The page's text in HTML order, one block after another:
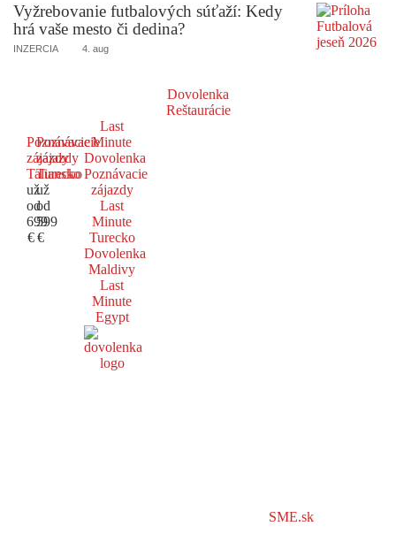
Vyžrebovanie futbalových súťaží: Kedy
hrá vaše mesto či dedina?
INZERCIA 4. aug
Dovolenka
Reštaurácie
Poznávacie
zájazdy
Taliansko
už
od
699
€
Poznávacie
zájazdy
Turecko
už
od
599
€
Last
Minute
Dovolenka
Poznávacie
zájazdy
Last
Minute
Turecko
Dovolenka
Maldivy
Last
Minute
Egypt
SME.sk